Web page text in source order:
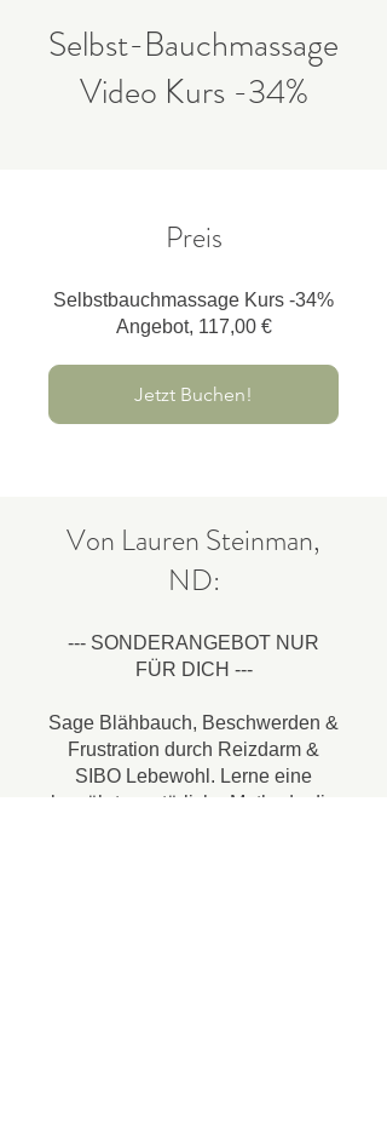
Selbst-Bauchmassage
Video Kurs -34%
Preis
Selbstbauchmassage Kurs -34%
Angebot, 117,00 €
Jetzt Buchen!
Von Lauren Steinman,
ND:
--- SONDERANGEBOT NUR
FÜR DICH ---
Sage Blähbauch, Beschwerden &
Frustration durch Reizdarm &
SIBO Lebewohl. Lerne eine
bewährte, natürliche Methode die